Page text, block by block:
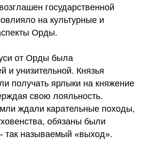
государственной
на культурные и
Орды.
от Орды была
и унизительной. Князья
получать ярлыки на княжение
свою лояльность.
ждали карательные походы,
обязаны были
так называемый «выход».